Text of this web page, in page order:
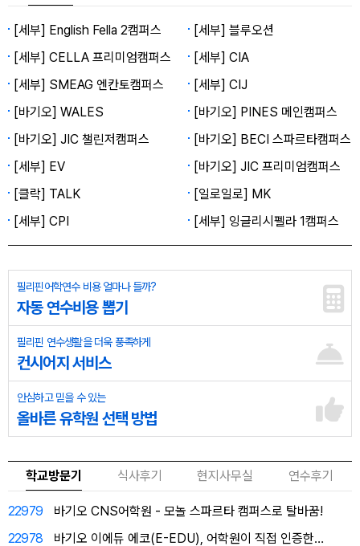
[세부] English Fella 2캠퍼스
[세부] 블루오션
[세부] CELLA 프리미엄캠퍼스
[세부] CIA
[세부] SMEAG 엔칸토캠퍼스
[세부] CIJ
[바기오] WALES
[바기오] PINES 메인캠퍼스
[바기오] JIC 챌린저캠퍼스
[바기오] BECI 스파르타캠퍼스
[세부] EV
[바기오] JIC 프리미엄캠퍼스
[클락] TALK
[일로일로] MK
[세부] CPI
[세부] 잉글리시펠라 1캠퍼스
필리핀어학연수 비용 얼마나 들까?
자동 연수비용 뽑기
필리핀 연수생활을 더욱 풍족하게
컨시어지 서비스
안심하고 믿을 수 있는
올바른 유학원 선택 방법
학교방문기 식사후기 현지사무실 연수후기
22979
바기오 CNS어학원 - 모놀 스파르타 캠퍼스로 탈바꿈!
22978
바기오 이에듀 에코(E-EDU), 어학원이 직접 인증한…